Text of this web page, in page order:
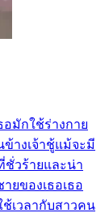
อมักใช้ร่างกาย
างเจ้าชู้แม้จะมี
ชั่วร้ายและน่า
ยของเธอเธอ
ช้เวลากับสาวคน